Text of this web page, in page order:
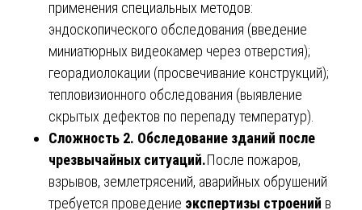
применения специальных методов:
эндоскопического обследования (введение
миниатюрных видеокамер через отверстия);
георадиолокации (просвечивание конструкций);
тепловизионного обследования (выявление
скрытых дефектов по перепаду температур).
Сложность 2. Обследование зданий после
чрезвычайных ситуаций.После пожаров,
взрывов, землетрясений, аварийных обрушений
требуется проведение экспертизы строений в